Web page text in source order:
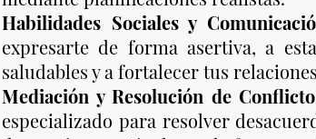
Habilidades Sociales y
expresarte de forma asertiva, a
saludables y a fortalecer tus
Mediación y Resolución de
especializado para resolver